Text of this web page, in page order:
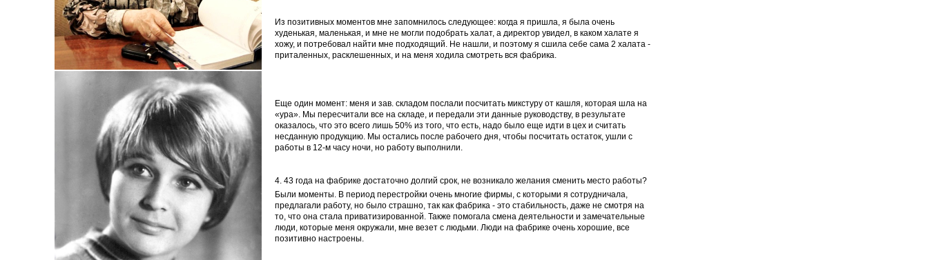
Из позитивных моментов мне запомнилось следующее: когда я пришла, я была очень
худенькая, маленькая, и мне не могли подобрать халат, а директор увидел, в каком халате я
хожу, и потребовал найти мне подходящий. Не нашли, и поэтому я сшила себе сама 2 халата -
приталенных, расклешенных, и на меня ходила смотреть вся фабрика.
Еще один момент: меня и зав. складом послали посчитать микстуру от кашля, которая шла на
«ура». Мы пересчитали все на складе, и передали эти данные руководству, в результате
оказалось, что это всего лишь 50% из того, что есть, надо было еще идти в цех и считать
несданную продукцию. Мы остались после рабочего дня, чтобы посчитать остаток, ушли с
работы в 12-м часу ночи, но работу выполнили.
4. 43 года на фабрике достаточно долгий срок, не возникало желания сменить место работы?
Были моменты. В период перестройки очень многие фирмы, с которыми я сотрудничала,
предлагали работу, но было страшно, так как фабрика - это стабильность, даже не смотря на
то, что она стала приватизированной. Также помогала смена деятельности и замечательные
люди, которые меня окружали, мне везет с людьми. Люди на фабрике очень хорошие, все
позитивно настроены.